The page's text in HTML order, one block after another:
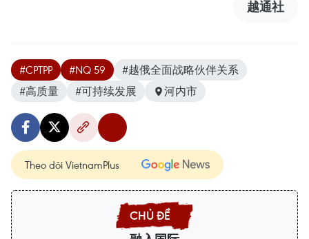
越通社
#CPTPP #NQ 59
#越俄全面战略伙伴关系
#高质量
#可持续发展 河内市
Theo dõi VietnamPlus